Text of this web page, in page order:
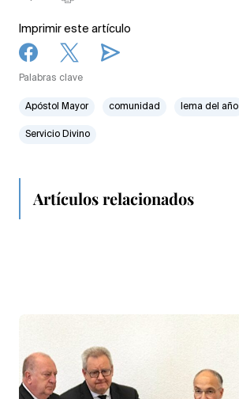
Imprimir este artículo
Palabras clave
Apóstol Mayor comunidad lema del año
Servicio Divino
Artículos relacionados